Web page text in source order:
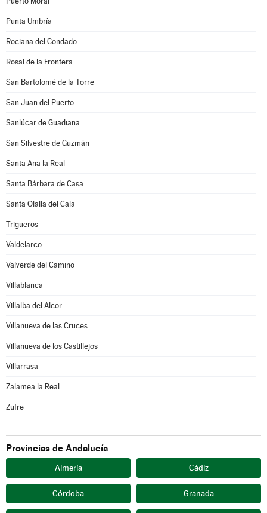
Punta Umbría
Rociana del Condado
Rosal de la Frontera
San Bartolomé de la Torre
San Juan del Puerto
Sanlúcar de Guadiana
San Silvestre de Guzmán
Santa Ana la Real
Santa Bárbara de Casa
Santa Olalla del Cala
Trigueros
Valdelarco
Valverde del Camino
Villablanca
Villalba del Alcor
Villanueva de las Cruces
Villanueva de los Castillejos
Villarrasa
Zalamea la Real
Zufre
Provincias de Andalucía
Almería Cádiz
Córdoba Granada